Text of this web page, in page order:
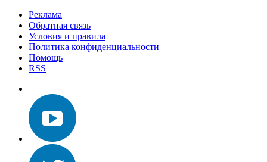
Реклама
Обратная связь
Условия и правила
Политика конфиденциальности
Помощь
RSS